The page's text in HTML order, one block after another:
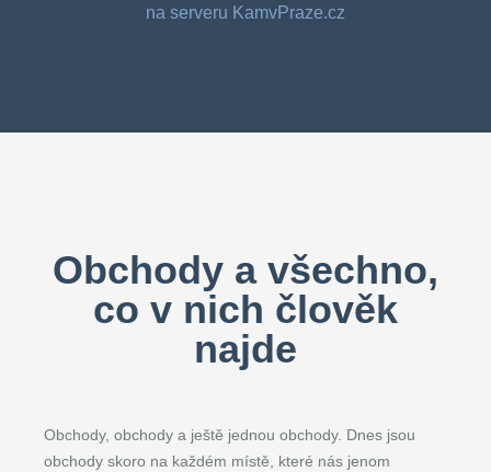
na serveru KamvPraze.cz
Obchody a všechno,
co v nich člověk
najde
Obchody, obchody a ještě jednou obchody. Dnes jsou
obchody skoro na každém místě, které nás jenom